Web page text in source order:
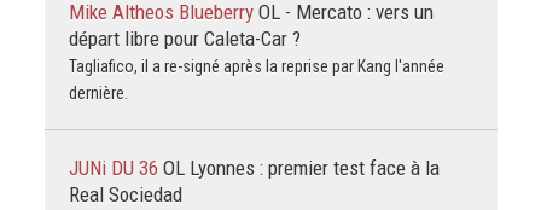
Mike Altheos Blueberry OL - Mercato : vers un
départ libre pour Caleta-Car ?
Tagliafico, il a re-signé après la reprise par Kang l'année
dernière.
JUNi DU 36 OL Lyonnes : premier test face à la
Real Sociedad